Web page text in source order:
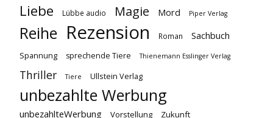
Liebe Lübbe audio Magie Mord Piper Verlag
Reihe Rezension Roman Sachbuch
Spannung sprechende Tiere Thienemann Esslinger Verlag
Thriller Tiere Ullstein Verlag
unbezahlte Werbung
unbezahlteWerbung Vorstellung Zukunft